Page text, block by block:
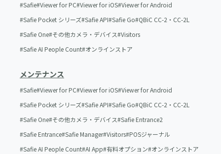
Safie Viewer for PC Viewer for iOS Viewer for Android
Safie Pocket シリーズ Safie API Safie Go QBiC CC-2・CC-2L
Safie One その他カメラ・デバイス Visitors
Safie AI People Count オンラインストア
メンテナンス
Safie Viewer for PC Viewer for iOS Viewer for Android
Safie Pocket シリーズ Safie API Safie Go QBiC CC-2・CC-2L
Safie One その他カメラ・デバイス Safie Entrance2
Safie Entrance Safie Manager Visitors POSジャーナル
Safie AI People Count AI App 有料オプション オンラインストア